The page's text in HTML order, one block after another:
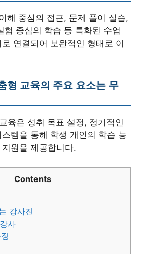
해 중심의 접근, 문제 풀이 실습,
험 중심의 학습 등 특화된 수업
연결되어 보완적인 형태로 이
형 교육의 주요 요소는 무
육은 성취 목표 설정, 정기적인
템을 통해 학생 개인의 학습 능
원을 제공합니다.
Contents
강사진
사